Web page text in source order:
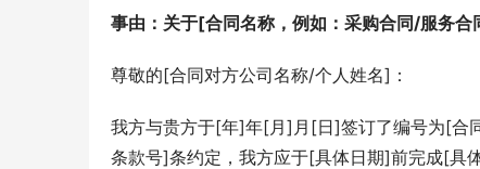
事由：关于[合同名称，例如：采购合同/服务
尊敬的[合同对方公司名称/个人姓名]：
我方与贵方于[年]年[月]月[日]签订了编号为[合
条款号]条约定，我方应于[具体日期]前完成[具